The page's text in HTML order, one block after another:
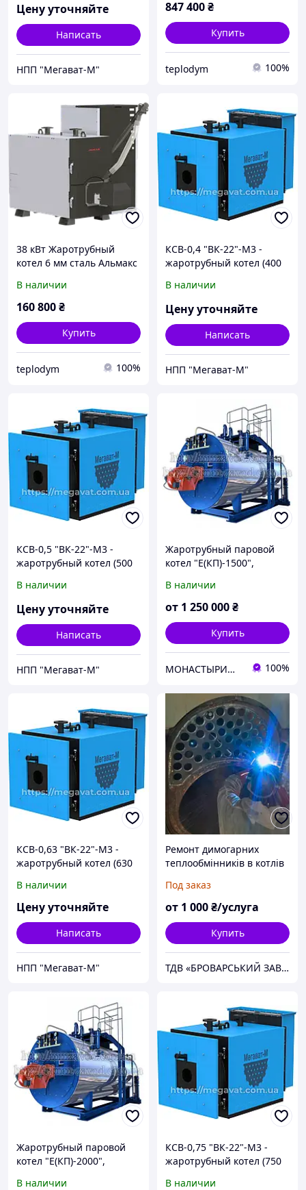
Цену уточняйте
Написать
НПП "Мегават-М"
847 400₴
Купить
teplodym 100%
38 кВт Жаротрубный
котел 6 мм сталь Альмакс
В наличии
160 800₴
Купить
teplodym 100%
КСВ-0,4 "ВК-22"-М3 -
жаротрубный котел (400
В наличии
Цену уточняйте
Написать
НПП "Мегават-М"
КСВ-0,5 "ВК-22"-М3 -
жаротрубный котел (500
В наличии
Цену уточняйте
Написать
НПП "Мегават-М"
Жаротрубный паровой
котел "Е(КП)-1500",
жаротрубный, Котел для
производства
В наличии
от 1 250 000₴
Купить
МОНАСТЫРИЩЕНСКИЙ ЗАВОД КОТЕЛЬНОГО ОБОРУДОВАНИЯ 100%
КСВ-0,63 "ВК-22"-М3 -
жаротрубный котел (630
В наличии
Цену уточняйте
Написать
НПП "Мегават-М"
Ремонт димогарних
теплообмінників в котлів
Под заказ
от 1 000₴/услуга
Купить
ТДВ «БРОВАРСЬКИЙ ЗАВОД КОТЕЛЬНОГО УСТАТКУВАННЯ АРДЕНЗ»
Жаротрубный паровой
котел "Е(КП)-2000",
В наличии
КСВ-0,75 "ВК-22"-М3 -
жаротрубный котел (750
В наличии